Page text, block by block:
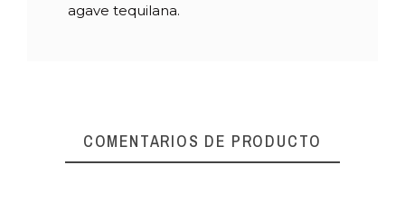
agave tequilana.
COMENTARIOS DE PRODUCTO